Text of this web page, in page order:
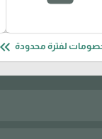
لفترة محدودة keyboard_double_arrow_left